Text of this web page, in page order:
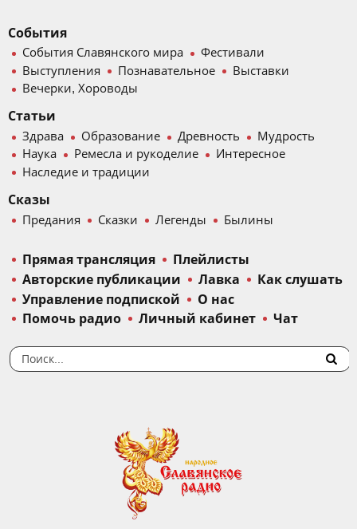
События
События Славянского мира
Фестивали
Выступления
Познавательное
Выставки
Вечерки, Хороводы
Статьи
Здрава Образование Древность
Мудрость
Наука
Ремесла и рукоделие
Интересное
Наследие и традиции
Сказы
Предания Сказки Легенды Былины
Прямая трансляция
Плейлисты
Авторские публикации
Лавка
Как слушать
Управление подпиской
О нас
Помочь радио
Личный кабинет Чат